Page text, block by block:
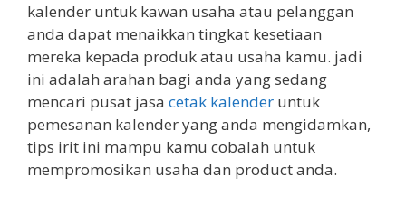
kalender untuk kawan usaha atau pelanggan
anda dapat menaikkan tingkat kesetiaan
mereka kepada produk atau usaha kamu. jadi
ini adalah arahan bagi anda yang sedang
mencari pusat jasa cetak kalender untuk
pemesanan kalender yang anda mengidamkan,
tips irit ini mampu kamu cobalah untuk
mempromosikan usaha dan product anda.